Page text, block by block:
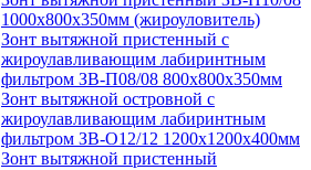
1000х800х350мм (жироуловитель)
Зонт вытяжной пристенный с
жироулавливающим лабиринтным
фильтром ЗВ-П08/08 800х800х350мм
Зонт вытяжной островной с
жироулавливающим лабиринтным
фильтром ЗВ-О12/12 1200х1200х400мм
Зонт вытяжной пристенный